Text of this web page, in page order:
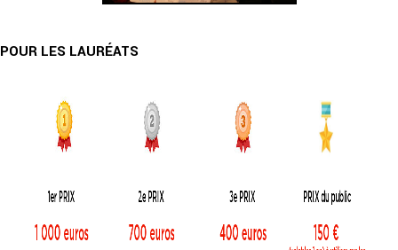
POUR LES LAURÉATS